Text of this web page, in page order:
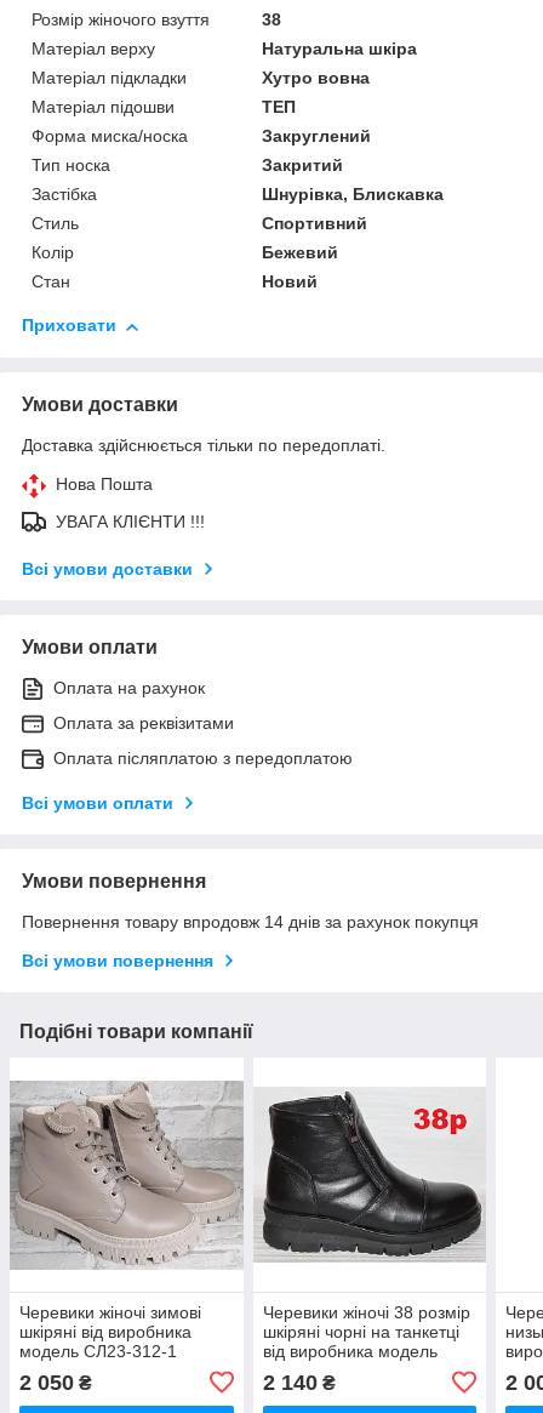
Розмір жіночого взуття
38
Матеріал верху
Натуральна шкіра
Матеріал підкладки
Хутро вовна
Матеріал підошви
ТЕП
Форма миска/носка
Закруглений
Тип носка
Закритий
Застібка
Шнурівка, Блискавка
Стиль
Спортивний
Колір
Бежевий
Стан
Новий
Приховати
Умови доставки
Доставка здійснюється тільки по передоплаті.
Нова Пошта
УВАГА КЛІЄНТИ !!!
Всі умови доставки
Умови оплати
Оплата на рахунок
Оплата за реквізитами
Оплата післяплатою з передоплатою
Всі умови оплати
Умови повернення
Повернення товару впродовж 14 днів за рахунок покупця
Всі умови повернення
Подібні товари компанії
Черевики жіночі зимові
шкіряні від виробника
модель СЛ23-312-1
2 050 ₴
Черевики жіночі 38 розмір
шкіряні чорні на танкетці
від виробника модель
2 140₴ 2